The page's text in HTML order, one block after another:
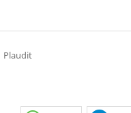
Plaudit